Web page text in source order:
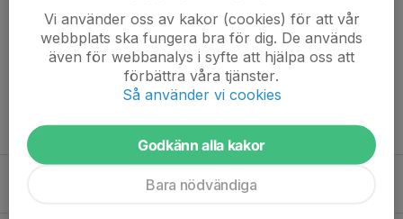
Dela nyhet
Tidigare nyheter
0
Vi använder oss av kakor (cookies) för att vår
webbplats ska fungera bra för dig. De används
även för webbanalys i syfte att hjälpa oss att
förbättra våra tjänster.
Så använder vi cookies
Godkänn alla kakor
Bara nödvändiga